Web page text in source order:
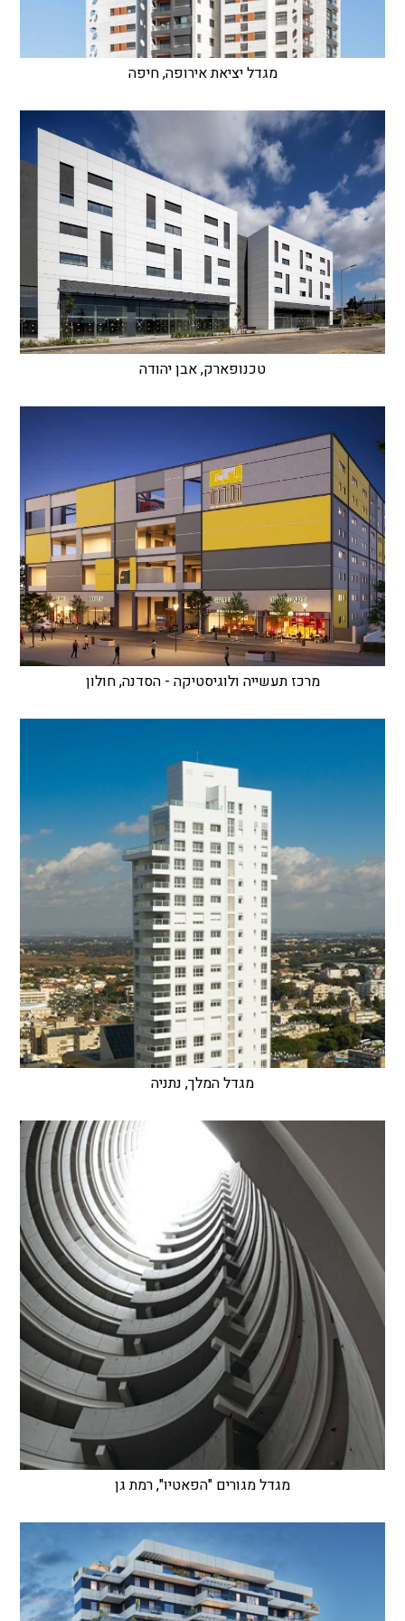
מגדל יציאת אירופה, חיפה
טכנופארק, אבן יהודה
מרכז תעשייה ולוגיסטיקה - הסדנה, חולון
מגדל המלך, נתניה
מגדל מגורים "הפאטיו", רמת גן